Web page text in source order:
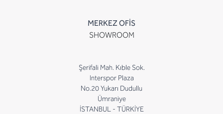
MERKEZ OFİS
SHOWROOM
Şerifali Mah. Kıble Sok.
Interspor Plaza
No.20 Yukarı Dudullu
Ümraniye
İSTANBUL - TÜRKİYE